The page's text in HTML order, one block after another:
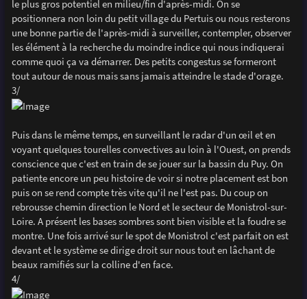
le plus gros potentiel en milieu/fin d'après-midi. On se
positionnera non loin du petit village du Pertuis ou nous resterons
une bonne partie de l'après-midi à surveiller, contempler, observer
les élément à la recherche du moindre indice qui nous indiquerai
comme quoi ça va démarrer. Des petits congestus se formeront
tout autour de nous mais sans jamais atteindre le stade d'orage.
3/
Puis dans le même temps, en surveillant le radar d'un œil et en
voyant quelques tourelles convectives au loin à l'Ouest, on prends
conscience que c'est en train de se jouer sur la bassin du Puy. On
patiente encore un peu histoire de voir si notre placement est bon
puis on se rend compte très vite qu'il ne l'est pas. Du coup on
rebrousse chemin direction le Nord et le secteur de Monistrol-sur-
Loire. A présent les bases sombres sont bien visible et la foudre se
montre. Une fois arrivé sur le spot de Monistrol c'est parfait on est
devant et le système se dirige droit sur nous tout en lâchant de
beaux ramifiés sur la colline d'en face.
4/